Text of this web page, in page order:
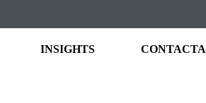
INSIGHTS CONTACTA